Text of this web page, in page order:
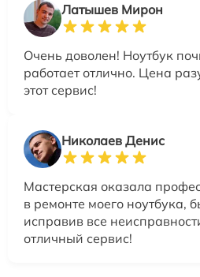
Латышев Мирон
Очень доволен! Ноутбук
работает отлично. Цена
этот сервис!
Николаев Денис
Мастерская оказала
в ремонте моего ноутбука,
исправив все
отличный сервис!